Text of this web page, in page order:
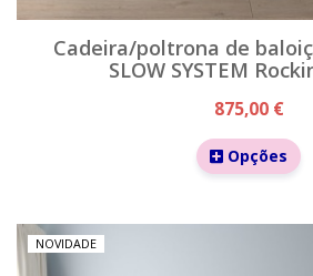
Cadeira/poltrona de
SLOW SYSTEM
875,00 €
Opções
NOVIDADE